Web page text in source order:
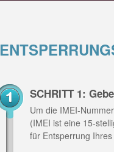
SCHRITT 1:
Um die IMEI-
(IMEI ist eine 15-
für Entsperrung